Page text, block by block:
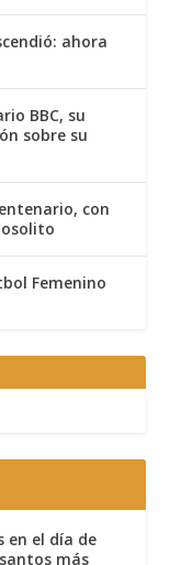
ahora
BBC, su
sobre su
con
Femenino
en el día de
más